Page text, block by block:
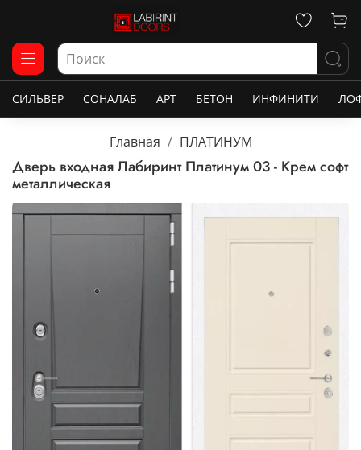
СИЛЬВЕР СОНАЛАБ АРТ БЕТОН ИНФИНИТИ
Главная ПЛАТИНУМ
Дверь входная Лабиринт Платинум 03 - Крем софт
металлическая